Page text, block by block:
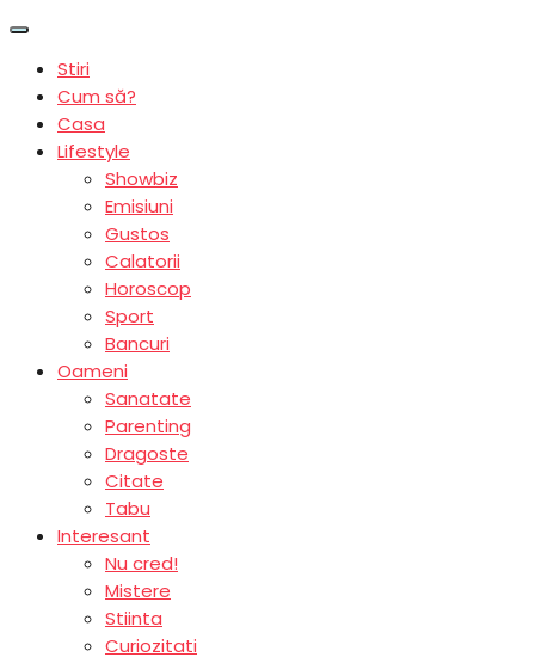
Stiri
Cum să?
Casa
Lifestyle
Showbiz
Emisiuni
Gustos
Calatorii
Horoscop
Sport
Bancuri
Oameni
Sanatate
Parenting
Dragoste
Citate
Tabu
Interesant
Nu cred!
Mistere
Stiinta
Curiozitati